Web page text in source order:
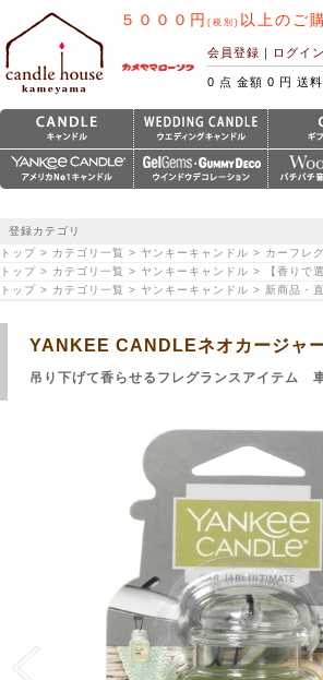
５０００円 (税別) 以上のご
会員登録 ｜ ログイン
0 点 金額 0 円 送
登録カテゴリ
トップ > カテゴリ一覧 > ヤンキーキャンドル > カーフレ
トップ > カテゴリ一覧 > ヤンキーキャンドル > 【香り
トップ > カテゴリ一覧 > ヤンキーキャンドル > 新商品・
YANKEE CANDLEネオカージャ
吊り下げて香らせるフレグランスアイテム